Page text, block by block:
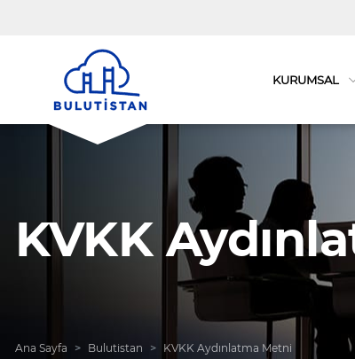
KURUMSAL
KVKK
Ana Sayfa Bulutistan KVKK Aydınlatma Metni